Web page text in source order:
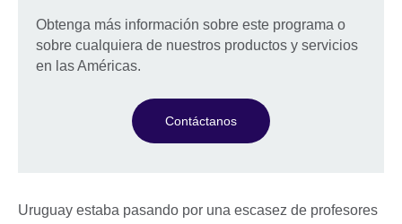
Obtenga más información sobre este programa o
sobre cualquiera de nuestros productos y servicios
en las Américas.
Contáctanos
Uruguay estaba pasando por una escasez de profesores